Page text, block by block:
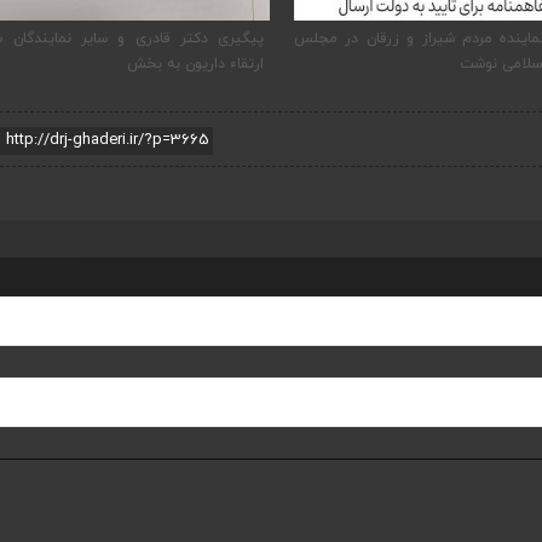
مردم شیراز و زرقان در مجلس
نوشت
پیگیری دکتر قادری و سایر نمایندگان
ارتقاء داریون به بخش